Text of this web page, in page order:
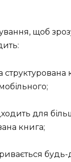
щоб
структурована
для
книга;